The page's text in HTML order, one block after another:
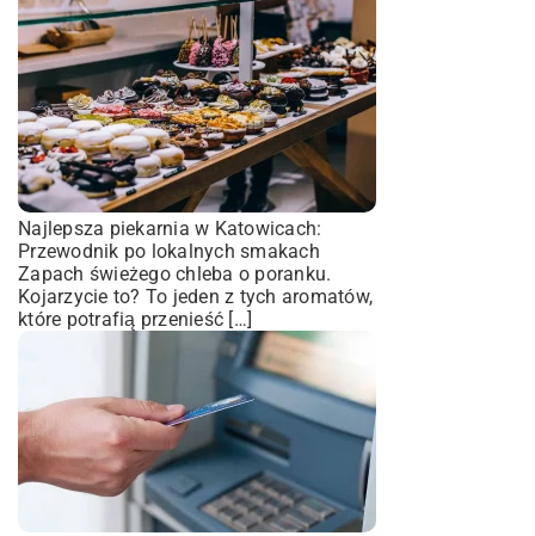
Najlepsza piekarnia w Katowicach:
Przewodnik po lokalnych smakach
Zapach świeżego chleba o poranku.
Kojarzycie to? To jeden z tych aromatów,
które potrafią przenieść […]